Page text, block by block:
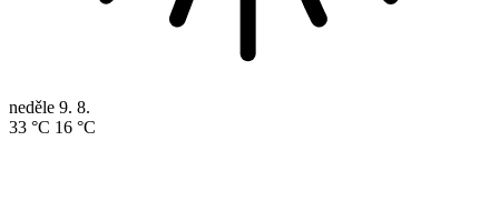
neděle 9. 8.
33 °C 16 °C